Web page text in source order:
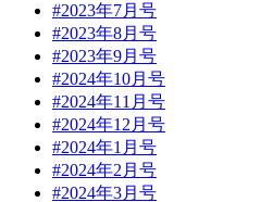
#2023年7月号
#2023年8月号
#2023年9月号
#2024年10月号
#2024年11月号
#2024年12月号
#2024年1月号
#2024年2月号
#2024年3月号